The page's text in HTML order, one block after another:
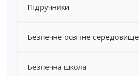
Підручники
Безпечне освітне середовище
Безпечна школа